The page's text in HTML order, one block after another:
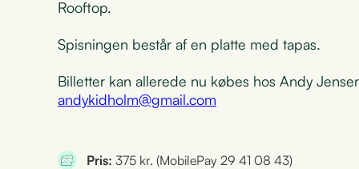
Rooftop.
Spisningen består af en platte med tapas.
Billetter kan allerede nu købes hos Andy
andykidholm@gmail.com
Pris: 375 kr. (MobilePay 29 41 08 43)